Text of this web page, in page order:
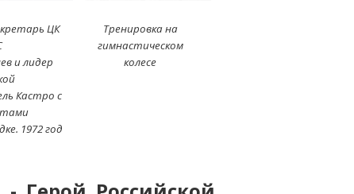
ЦК
и лидер
Кастро с
1972 год
Тренировка на
гимнастическом
колесе